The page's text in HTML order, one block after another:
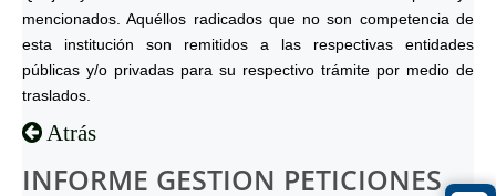
mencionados. Aquéllos radicados que no son competencia de
esta institución son remitidos a las respectivas entidades
públicas y/o privadas para su respectivo trámite por medio de
traslados.
Atrás
INFORME GESTION PETICIONES